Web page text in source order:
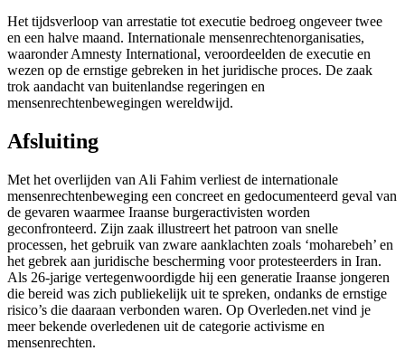
Het tijdsverloop van arrestatie tot executie bedroeg ongeveer twee
en een halve maand. Internationale mensenrechtenorganisaties,
waaronder Amnesty International, veroordeelden de executie en
wezen op de ernstige gebreken in het juridische proces. De zaak
trok aandacht van buitenlandse regeringen en
mensenrechtenbewegingen wereldwijd.
Afsluiting
Met het overlijden van Ali Fahim verliest de internationale
mensenrechtenbeweging een concreet en gedocumenteerd geval van
de gevaren waarmee Iraanse burgeractivisten worden
geconfronteerd. Zijn zaak illustreert het patroon van snelle
processen, het gebruik van zware aanklachten zoals ‘moharebeh’ en
het gebrek aan juridische bescherming voor protesteerders in Iran.
Als 26-jarige vertegenwoordigde hij een generatie Iraanse jongeren
die bereid was zich publiekelijk uit te spreken, ondanks de ernstige
risico’s die daaraan verbonden waren. Op Overleden.net vind je
meer bekende overledenen uit de categorie activisme en
mensenrechten.